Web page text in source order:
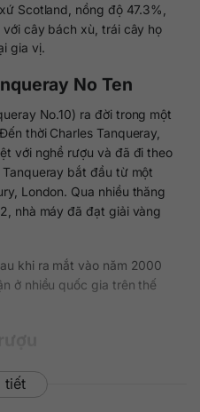
Scotland, nồng độ 47.3%,
cây bách xù, trái cây họ
gia vị.
No Ten
No.10) ra đời trong một
thời Charles Tanqueray,
với nghề rượu và đã đi theo
bắt đầu từ một
London. Qua nhiều thăng
nhà máy đã đạt giải vàng
khi ra mắt vào năm 2000
ở nhiều quốc gia trên thế
tiết